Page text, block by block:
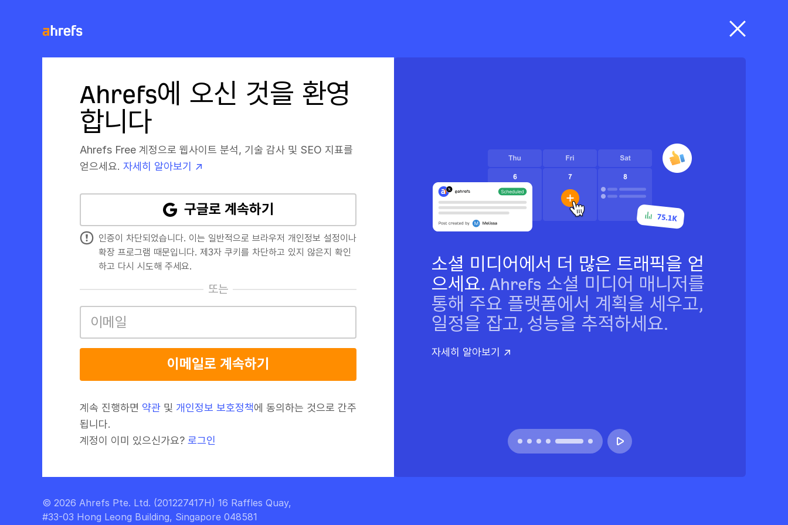
Ahrefs에 오신 것을 환영
합니다
Ahrefs Free 계정으로 웹사이트 분석, 기술 감사 및 SEO 지표를
얻으세요. 자세히 알아보기 ↗
구글로 계속하기
인증이 차단되었습니다. 이는 일반적으로 브라우저 개인정보 설정이나
확장 프로그램 때문입니다. 제3자 쿠키를 차단하고 있지 않은지 확인
하고 다시 시도해 주세요.
또는
이메일로 계속하기
계속 진행하면 약관 및 개인정보 보호정책에 동의하는 것으로 간주
됩니다.
계정이 이미 있으신가요? 로그인
소셜 미디어에서 더 많은 트래픽을 얻
으세요. Ahrefs 소셜 미디어 매니저를
통해 주요 플랫폼에서 계획을 세우고,
일정을 잡고, 성능을 추적하세요.
자세히 알아보기 ↗
© 2026 Ahrefs Pte. Ltd. (201227417H) 16 Raffles Quay,
#33-03 Hong Leong Building, Singapore 048581